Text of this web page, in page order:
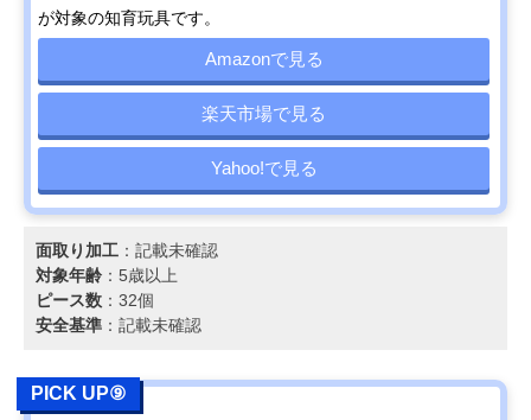
が対象の知育玩具です。
Amazonで見る
楽天市場で見る
Yahoo!で見る
面取り加工 ：記載未確認
対象年齢 ：5歳以上
ピース数 ：32個
安全基準 ：記載未確認
PICK UP⑨